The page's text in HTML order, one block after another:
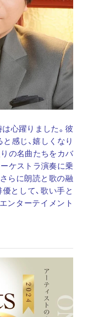
心躍りました。彼
感じ、嬉しくなり
の名曲たちをカバ
ケストラ演奏に乗
らに朗読と歌の融
として、歌い手と
ンターテイメント